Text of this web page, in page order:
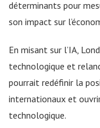
déterminants pour
son impact sur
En misant sur l’IA,
technologique et
pourrait redéfinir la
internationaux et
technologique.